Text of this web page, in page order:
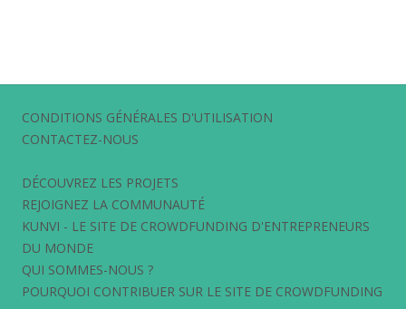
CONDITIONS GÉNÉRALES D'UTILISATION
CONTACTEZ-NOUS
DÉCOUVREZ LES PROJETS
REJOIGNEZ LA COMMUNAUTÉ
KUNVI - LE SITE DE CROWDFUNDING D'ENTREPRENEURS
DU MONDE
QUI SOMMES-NOUS ?
POURQUOI CONTRIBUER SUR LE SITE DE CROWDFUNDING